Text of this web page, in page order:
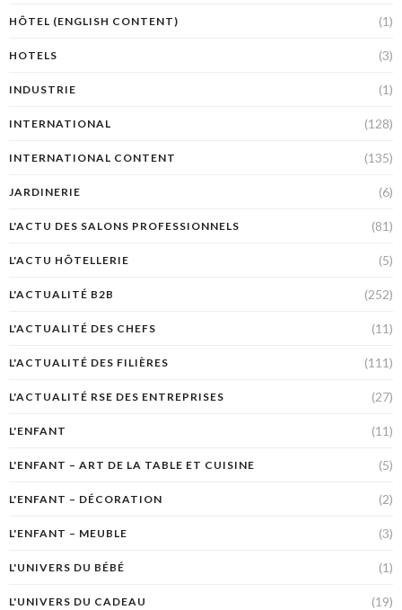
HÔTEL (ENGLISH CONTENT) (1)
HOTELS (3)
INDUSTRIE (1)
INTERNATIONAL (128)
INTERNATIONAL CONTENT (135)
JARDINERIE (6)
L'ACTU DES SALONS PROFESSIONNELS (81)
L'ACTU HÔTELLERIE (5)
L'ACTUALITÉ B2B (252)
L'ACTUALITÉ DES CHEFS (11)
L'ACTUALITÉ DES FILIÈRES (111)
L'ACTUALITÉ RSE DES ENTREPRISES (27)
L'ENFANT (11)
L'ENFANT – ART DE LA TABLE ET CUISINE (5)
L'ENFANT – DÉCORATION (2)
L'ENFANT – MEUBLE (3)
L'UNIVERS DU BÉBÉ (1)
L'UNIVERS DU CADEAU (19)